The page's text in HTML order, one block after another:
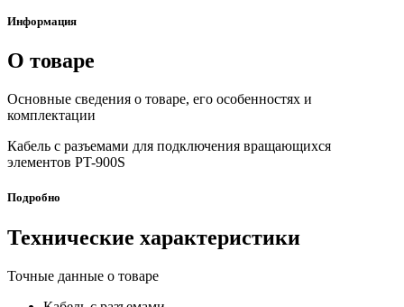
Информация
О товаре
Основные сведения о товаре, его особенностях и
комплектации
Кабель с разъемами для подключения вращающихся
элементов PT-900S
Подробно
Технические характеристики
Точные данные о товаре